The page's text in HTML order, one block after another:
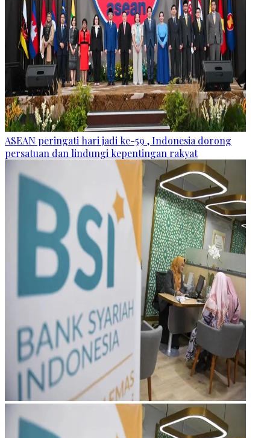
ASEAN peringati hari jadi ke-59 , Indonesia dorong
persatuan dan lindungi kepentingan rakyat